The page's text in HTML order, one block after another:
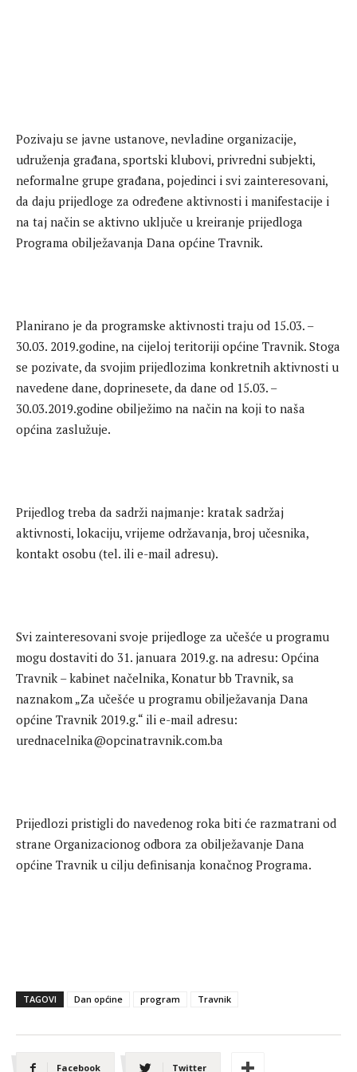
Pozivaju se javne ustanove, nevladine organizacije,
udruženja građana, sportski klubovi, privredni subjekti,
neformalne grupe građana, pojedinci i svi zainteresovani,
da daju prijedloge za određene aktivnosti i manifestacije i
na taj način se aktivno uključe u kreiranje prijedloga
Programa obilježavanja Dana općine Travnik.
Planirano je da programske aktivnosti traju od 15.03. –
30.03. 2019.godine, na cijeloj teritoriji općine Travnik. Stoga
se pozivate, da svojim prijedlozima konkretnih aktivnosti u
navedene dane, doprinesete, da dane od 15.03. –
30.03.2019.godine obilježimo na način na koji to naša
općina zaslužuje.
Prijedlog treba da sadrži najmanje: kratak sadržaj
aktivnosti, lokaciju, vrijeme održavanja, broj učesnika,
kontakt osobu (tel. ili e-mail adresu).
Svi zainteresovani svoje prijedloge za učešće u programu
mogu dostaviti do 31. januara 2019.g. na adresu: Općina
Travnik – kabinet načelnika, Konatur bb Travnik, sa
naznakom „Za učešće u programu obilježavanja Dana
općine Travnik 2019.g.“ ili e-mail adresu:
urednacelnika@opcinatravnik.com.ba
Prijedlozi pristigli do navedenog roka biti će razmatrani od
strane Organizacionog odbora za obilježavanje Dana
općine Travnik u cilju definisanja konačnog Programa.
TAGOVI Dan općine program Travnik
Facebook Twitter